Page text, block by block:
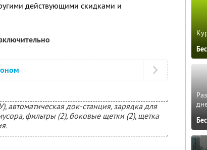
действующими скидками и
автоматическая док-станция, зарядка для
фильтры (2), боковые щетки (2), щетка